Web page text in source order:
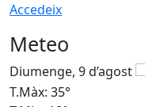
Accedeix
Meteo
Diumenge, 9 d’agost
T.Màx: 35°